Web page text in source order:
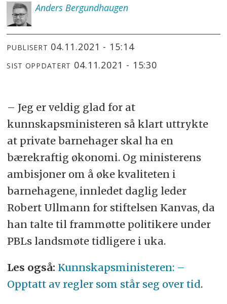
Anders Bergundhaugen
PUBLISERT 04.11.2021 - 15:14
SIST OPPDATERT 04.11.2021 - 15:30
– Jeg er veldig glad for at
kunnskapsministeren så klart uttrykte
at private barnehager skal ha en
bærekraftig økonomi. Og ministerens
ambisjoner om å øke kvaliteten i
barnehagene, innledet daglig leder
Robert Ullmann for stiftelsen Kanvas, da
han talte til frammøtte politikere under
PBLs landsmøte tidligere i uka.
Les også: Kunnskapsministeren: –
Opptatt av regler som står seg over tid.